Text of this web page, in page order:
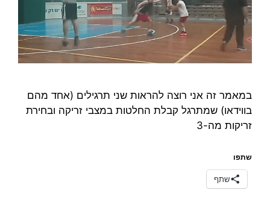
במאמר זה אני רוצה להראות שני תרגילים (אחד מהם
בווידאו) שמתרגל קבלת החלטות במצבי זריקה ובחירת
זריקות מה-3
שתפו
שתף